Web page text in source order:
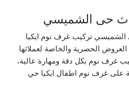
حى الشميسي
تركيب غرف نوم ايكيا
الحصرية والخاصة لعملائها
غرف نوم بكل دقة ومهارة عالية،
على غرف نوم اطفال ايكيا حي